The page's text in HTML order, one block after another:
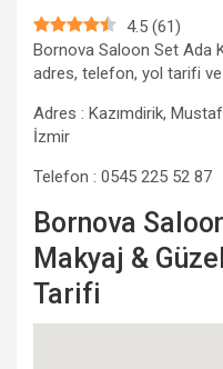
4.5 (61)
Bornova Saloon Set Ada
adres, telefon, yol tarifi ve
Adres : Kazımdirik,
İzmir
Telefon : 0545 225 52 87
Bornova
Makyaj &
Tarifi